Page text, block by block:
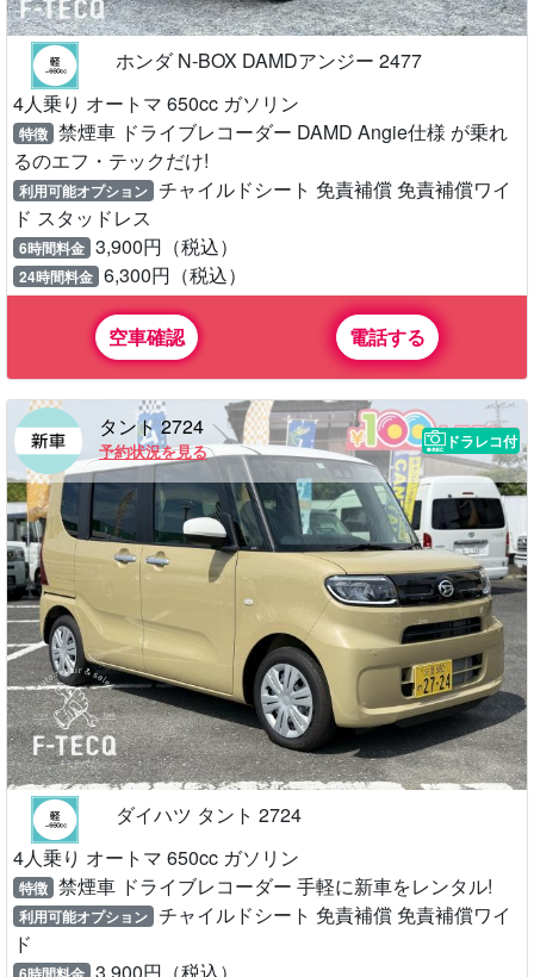
ホンダ N-BOX DAMDアンジー 2477
4人乗り オートマ 650cc ガソリン
特徴 禁煙車 ドライブレコーダー DAMD Angie仕様 が乗れ
るのエフ・テックだけ!
利用可能オプション チャイルドシート 免責補償 免責補償ワイ
ド スタッドレス
6時間料金 3,900円（税込）
24時間料金 6,300円（税込）
空車確認 電話する
タント 2724
予約状況を見る
ドラレコ付
ダイハツ タント 2724
4人乗り オートマ 650cc ガソリン
特徴 禁煙車 ドライブレコーダー 手軽に新車をレンタル!
利用可能オプション チャイルドシート 免責補償 免責補償ワイ
ド
3,900円（税込）